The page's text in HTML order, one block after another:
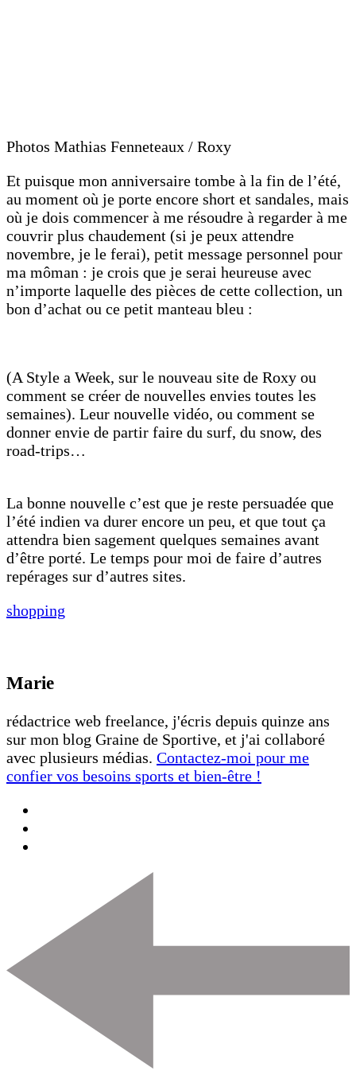
Photos Mathias Fenneteaux / Roxy
Et puisque mon anniversaire tombe à la fin de l’été,
au moment où je porte encore short et sandales, mais
où je dois commencer à me résoudre à regarder à me
couvrir plus chaudement (si je peux attendre
novembre, je le ferai), petit message personnel pour
ma môman : je crois que je serai heureuse avec
n’importe laquelle des pièces de cette collection, un
bon d’achat ou ce petit manteau bleu :
(A Style a Week, sur le nouveau site de Roxy ou
comment se créer de nouvelles envies toutes les
semaines). Leur nouvelle vidéo, ou comment se
donner envie de partir faire du surf, du snow, des
road-trips…
La bonne nouvelle c’est que je reste persuadée que
l’été indien va durer encore un peu, et que tout ça
attendra bien sagement quelques semaines avant
d’être porté. Le temps pour moi de faire d’autres
repérages sur d’autres sites.
shopping
Marie
rédactrice web freelance, j'écris depuis quinze ans
sur mon blog Graine de Sportive, et j'ai collaboré
avec plusieurs médias. Contactez-moi pour me
confier vos besoins sports et bien-être !